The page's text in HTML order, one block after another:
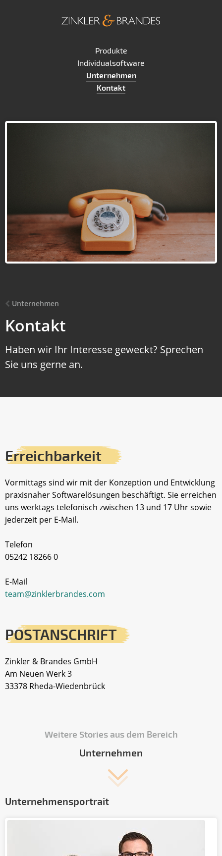
Produkte
Individualsoftware
Unternehmen
Kontakt
Unternehmen
Kontakt
Haben wir Ihr Interesse geweckt? Sprechen
Sie uns gerne an.
Erreichbarkeit
Vormittags sind wir mit der Konzeption und Entwicklung
praxisnaher Softwarelösungen beschäftigt. Sie erreichen
uns werktags telefonisch zwischen 13 und 17 Uhr sowie
jederzeit per E-Mail.
Telefon
05242 18266 0
E-Mail
team@zinklerbrandes.com
POSTANSCHRIFT
Zinkler & Brandes GmbH
Am Neuen Werk 3
33378 Rheda-Wiedenbrück
Weitere Stories aus dem Bereich
Unternehmen
Unternehmensportrait